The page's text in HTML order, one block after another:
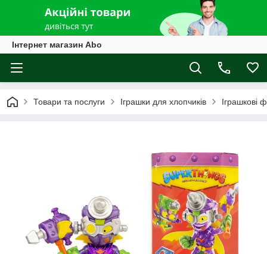
Інтернет магазин Abo
Товари та послуги Іграшки для хлопчиків Іграшкові